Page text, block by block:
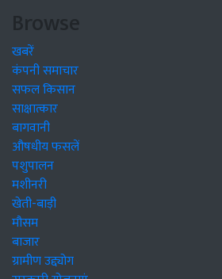
Browse
खबरें
कंपनी समाचार
सफल किसान
साक्षात्कार
बागवानी
औषधीय फसलें
पशुपालन
मशीनरी
खेती-बाड़ी
मौसम
बाजार
ग्रामीण उद्द्योग